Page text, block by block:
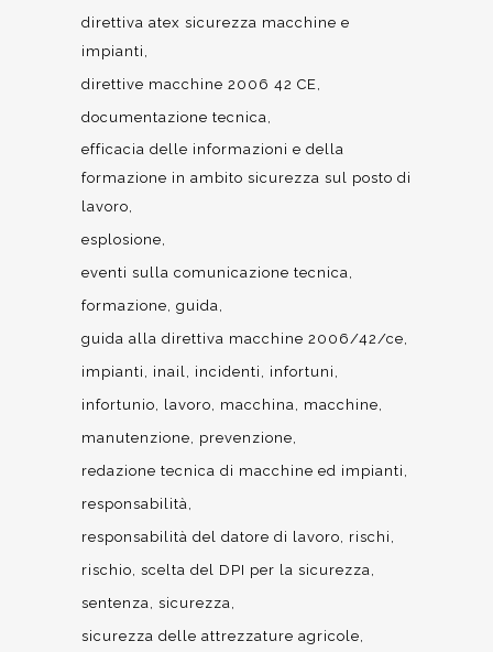
direttiva atex sicurezza macchine e
impianti
direttive macchine 2006 42 CE
documentazione tecnica
efficacia delle informazioni e della
formazione in ambito sicurezza sul posto di
lavoro
esplosione
eventi sulla comunicazione tecnica
formazione guida
guida alla direttiva macchine 2006/42/ce
impianti
inail incidenti
infortuni
infortunio
lavoro macchina
macchine
manutenzione
prevenzione
redazione tecnica di macchine ed impianti
responsabilità
responsabilità del datore di lavoro
rischi
rischio scelta del DPI per la sicurezza
sentenza sicurezza
sicurezza delle attrezzature agricole